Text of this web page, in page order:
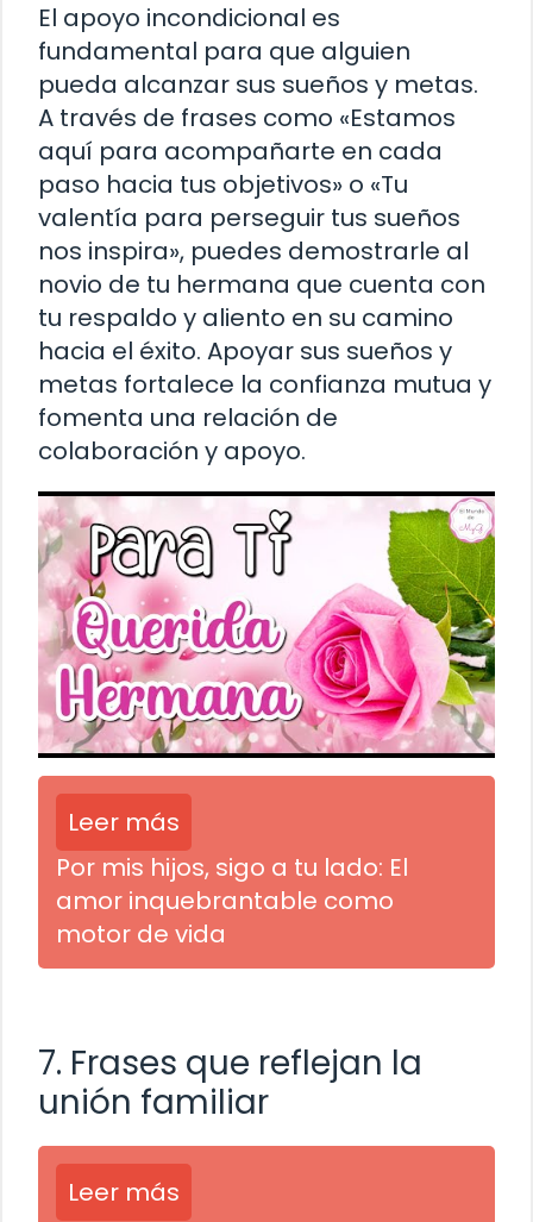
El apoyo incondicional es
fundamental para que alguien
pueda alcanzar sus sueños y metas.
A través de frases como «Estamos
aquí para acompañarte en cada
paso hacia tus objetivos» o «Tu
valentía para perseguir tus sueños
nos inspira», puedes demostrarle al
novio de tu hermana que cuenta con
tu respaldo y aliento en su camino
hacia el éxito. Apoyar sus sueños y
metas fortalece la confianza mutua y
fomenta una relación de
colaboración y apoyo.
Leer más
Por mis hijos, sigo a tu lado: El
amor inquebrantable como
motor de vida
7. Frases que reflejan la
unión familiar
Leer más